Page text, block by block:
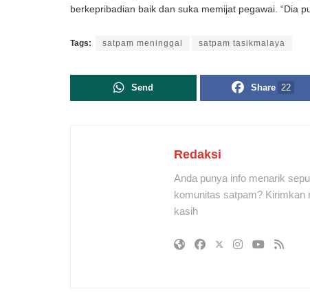
berkepribadian baik dan suka memijat pegawai. “Dia
Tags: satpam meninggal satpam tasikmalaya
Send Share 22
Redaksi
Anda punya info menarik
komunitas satpam? Kirimkan
kasih